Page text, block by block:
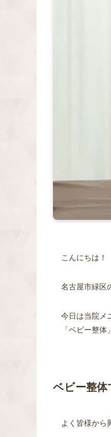
こんにちは！
名古屋市緑区
今日は当院メ
「ベビー整
ベビー整体
よく皆様から